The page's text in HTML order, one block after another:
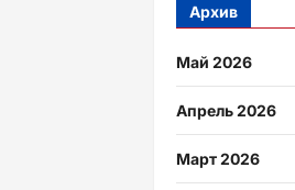
Архив
Май 2026
Апрель 2026
Март 2026